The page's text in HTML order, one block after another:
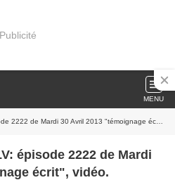
Publicité
MENU
de Mardi 30 Avril 2013 "témoignage écrit", vidéo.
épisode 2222 de Mardi
écrit", vidéo.